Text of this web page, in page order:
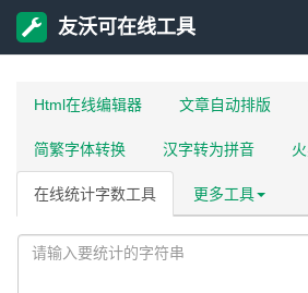
友沃可在线工具
Html在线编辑器 文章自动排版
简繁字体转换 汉字转为拼音
在线统计字数工具 更多工具